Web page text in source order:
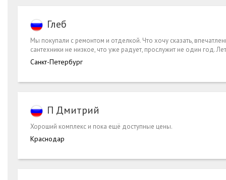
Глеб
Мы покупали с ремонтом и отделкой. Что хочу сказать,
сантехники не низкое, что уже радует, прослужит не один год.
Санкт-Петербург
П Дмитрий
Хороший комплекс и пока ещё доступные цены.
Краснодар